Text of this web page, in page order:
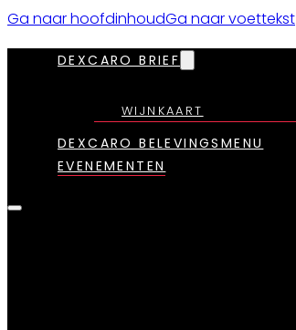
Ga naar hoofdinhoudGa naar voettekst
DEXCARO BRIEF
WIJNKAART
DEXCARO BELEVINGSMENU
EVENEMENTEN